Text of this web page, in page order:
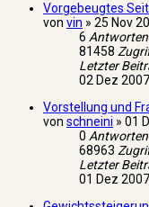
Vorgebeugtes
von vin » 25 Nov
6 Antworten
81458
Letzter
02 Dez
Vorstellung und
von schneini » 01
0 Antworten
68963
Letzter
01 Dez